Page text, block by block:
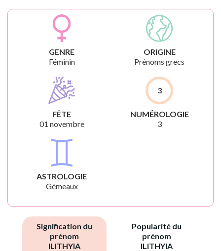
GENRE
Féminin
ORIGINE
Prénoms grecs
FÊTE
01 novembre
3
NUMÉROLOGIE
3
ASTROLOGIE
Gémeaux
Signification du
prénom
ILITHYIA
Popularité du
prénom
ILITHYIA